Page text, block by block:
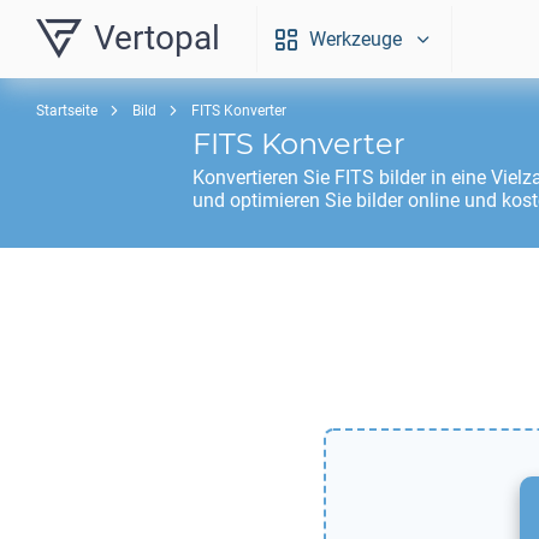
Vertopal Werkzeuge
Startseite Bild FITS Konverter
FITS Konverter
Konvertieren Sie FITS bilder in eine
und optimieren Sie bilder online und